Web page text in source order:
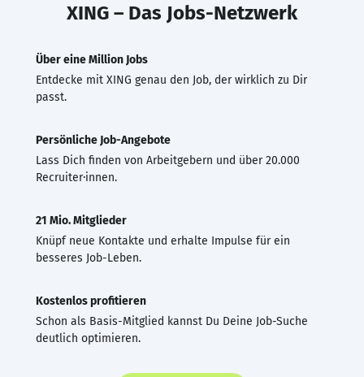
XING – Das Jobs-Netzwerk
Über eine Million Jobs
Entdecke mit XING genau den Job, der wirklich zu Dir
passt.
Persönliche Job-Angebote
Lass Dich finden von Arbeitgebern und über 20.000
Recruiter·innen.
21 Mio. Mitglieder
Knüpf neue Kontakte und erhalte Impulse für ein
besseres Job-Leben.
Kostenlos profitieren
Schon als Basis-Mitglied kannst Du Deine Job-Suche
deutlich optimieren.